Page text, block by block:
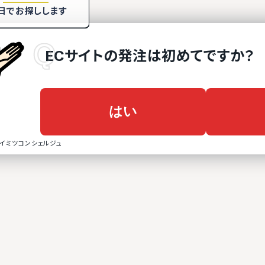
ECサイトの発注は初めてですか？
はい
でお探しします